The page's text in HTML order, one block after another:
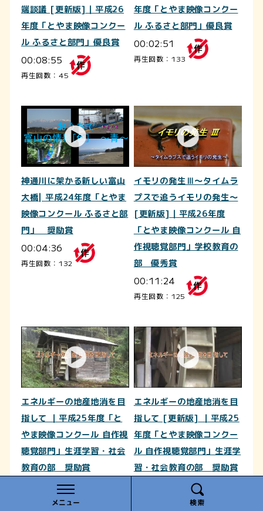
メニュー 検索
端談議 [更新版]｜平成26
年度「とやま映像コンクー
ル ふるさと部門」優良賞
00:08:55
再生回数：45
年度「とやま映像コンクー
ル ふるさと部門」優良賞
00:02:51
再生回数：133
神通川に架かる新しい富山
大橋| 平成24年度「とやま
映像コンクール ふるさと部
門」 奨励賞
00:04:36
再生回数：132
イモリの発生Ⅲ～タイムラ
プスで追うイモリの発生～
[更新版]｜平成26年度
「とやま映像コンクール 自
作視聴覚部門」学校教育の
部 優秀賞
00:11:24
再生回数：125
エネルギーの地産地消を目
指して ｜平成25年度「と
やま映像コンクール 自作視
聴覚部門」生涯学習・社会
教育の部 奨励賞
00:20:52
再生回数：49
エネルギーの地産地消を目
指して [更新版] ｜平成25
年度「とやま映像コンクー
ル 自作視聴覚部門」生涯学
習・社会教育の部 奨励賞